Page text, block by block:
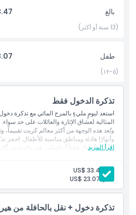
تعد من الأماكن التي يجب زيارتها في كريت.
بلس المائية مع خيار النقل اليوم واصنع
أفضل الحدائق المائية في اليونان.
أبرز المعالم
المتضمنات
سياسة الأطفال والبالغين
الاستثناءات
ساعات العمل
ما يجب معرفته
بالغ
(13 سنة أو أكثر)
طفل
(٥-١٢)
تذكرة الدخول فقط
استعد ليومٍ مليءٍ بالمرح المائي مع تذكرة دخول
المثالية لعشاق الإثارة والعائلات على حد
وتُعد هذه الوجهة من أكثر معالم كريت تقييماً،
وأنهارًا هادئة ومناطق مناسبة للأطفال. احجز
المائية (دخول فقط) واغطس في واحدة من أكثر
اقرأ المزيد
بالغ:
US$ 33.47
طفل: US$ 23.07
تذكرة دخول + نقل بالحافلة من